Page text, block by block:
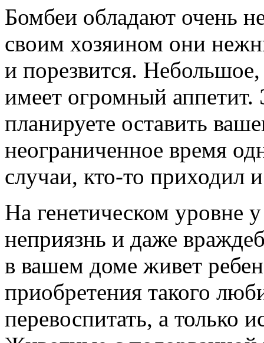
Бомбеи обладают очень
своим хозяином они
и порезвится.
имеет огромный аппетит.
планируете оставить
неограниченное время
случаи, кто-то приходил
На генетическом уровне
неприязнь и даже
в вашем доме живет
приобретения такого
перевоспитать, а только